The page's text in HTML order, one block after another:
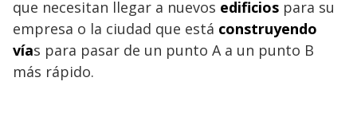
que necesitan llegar a nuevos edificios para su
empresa o la ciudad que está construyendo
vías para pasar de un punto A a un punto B
más rápido.